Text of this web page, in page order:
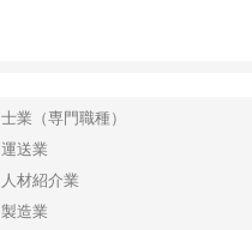
士業（専門職種）
運送業
人材紹介業
製造業